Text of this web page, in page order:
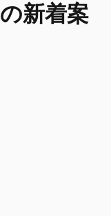
の新着案